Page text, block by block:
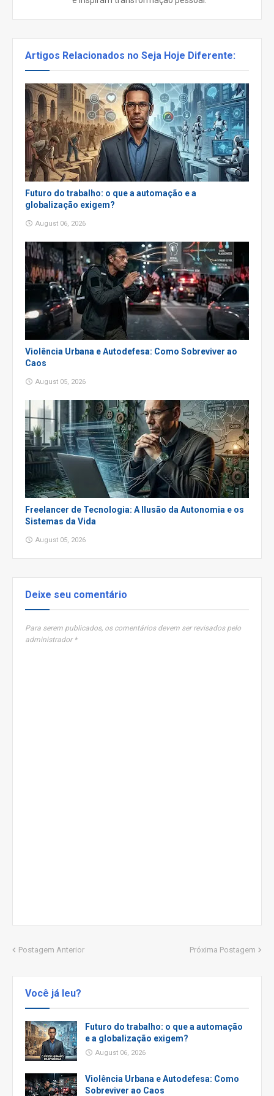
Artigos Relacionados no Seja Hoje Diferente:
Futuro do trabalho: o que a automação e a
globalização exigem?
August 06, 2026
Violência Urbana e Autodefesa: Como Sobreviver ao
Caos
August 05, 2026
Freelancer de Tecnologia: A Ilusão da Autonomia e os
Sistemas da Vida
August 05, 2026
Deixe seu comentário
Para serem publicados, os comentários devem ser revisados pelo
administrador *
Postagem Anterior Próxima Postagem
Você já leu?
Futuro do trabalho: o que a automação
e a globalização exigem?
August 06, 2026
Violência Urbana e Autodefesa: Como
Sobreviver ao Caos